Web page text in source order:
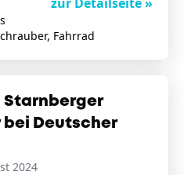
Fahrrad
Starnberger
bei Deutscher
2024